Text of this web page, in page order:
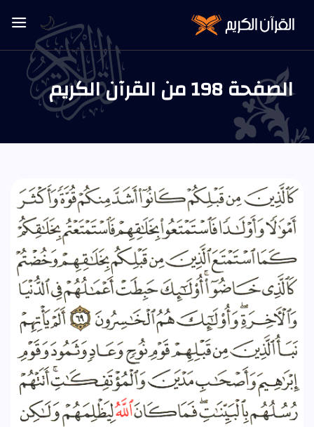
الصفحة 198 من القرآن الكريم
🌙